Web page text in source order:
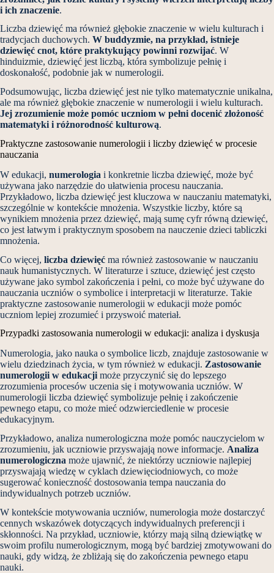
i ich znaczenie.
Liczba dziewięć ma również głębokie znaczenie w wielu kulturach i
tradycjach duchowych. W buddyzmie, na przykład, istnieje
dziewięć cnot, które praktykujący powinni rozwijać. W
hinduizmie, dziewięć jest liczbą, która symbolizuje pełnię i
doskonałość, podobnie jak w numerologii.
Podsumowując, liczba dziewięć jest nie tylko matematycznie unikalna,
ale ma również głębokie znaczenie w numerologii i wielu kulturach.
Jej zrozumienie może pomóc uczniom w pełni docenić złożoność
matematyki i różnorodność kulturową.
Praktyczne zastosowanie numerologii i liczby dziewięć w procesie
nauczania
W edukacji, numerologia i konkretnie liczba dziewięć, może być
używana jako narzędzie do ułatwienia procesu nauczania.
Przykładowo, liczba dziewięć jest kluczowa w nauczaniu matematyki,
szczególnie w kontekście mnożenia. Wszystkie liczby, które są
wynikiem mnożenia przez dziewięć, mają sumę cyfr równą dziewięć,
co jest łatwym i praktycznym sposobem na nauczenie dzieci tabliczki
mnożenia.
Co więcej, liczba dziewięć ma również zastosowanie w nauczaniu
nauk humanistycznych. W literaturze i sztuce, dziewięć jest często
używane jako symbol zakończenia i pełni, co może być używane do
nauczania uczniów o symbolice i interpretacji w literaturze. Takie
praktyczne zastosowanie numerologii w edukacji może pomóc
uczniom lepiej zrozumieć i przyswoić materiał.
Przypadki zastosowania numerologii w edukacji: analiza i dyskusja
Numerologia, jako nauka o symbolice liczb, znajduje zastosowanie w
wielu dziedzinach życia, w tym również w edukacji. Zastosowanie
numerologii w edukacji może przyczynić się do lepszego
zrozumienia procesów uczenia się i motywowania uczniów. W
numerologii liczba dziewięć symbolizuje pełnię i zakończenie
pewnego etapu, co może mieć odzwierciedlenie w procesie
edukacyjnym.
Przykładowo, analiza numerologiczna może pomóc nauczycielom w
zrozumieniu, jak uczniowie przyswajają nowe informacje. Analiza
numerologiczna może ujawnić, że niektórzy uczniowie najlepiej
przyswajają wiedzę w cyklach dziewięciodniowych, co może
sugerować konieczność dostosowania tempa nauczania do
indywidualnych potrzeb uczniów.
W kontekście motywowania uczniów, numerologia może dostarczyć
cennych wskazówek dotyczących indywidualnych preferencji i
skłonności. Na przykład, uczniowie, którzy mają silną dziewiątkę w
swoim profilu numerologicznym, mogą być bardziej zmotywowani do
nauki, gdy widzą, że zbliżają się do zakończenia pewnego etapu
nauki.